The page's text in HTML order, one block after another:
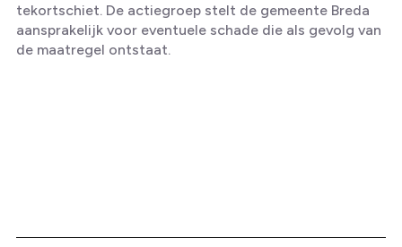
tekortschiet. De actiegroep stelt de gemeente Breda
aansprakelijk voor eventuele schade die als gevolg van
de maatregel ontstaat.